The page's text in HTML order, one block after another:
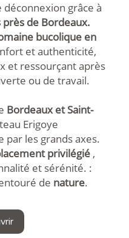
grâce à
près de Bordeaux.
bucolique en
et authenticité,
et ressourçant après
ou de travail.
Bordeaux et Saint-
Erigoye
par les grands axes.
privilégié ,
et sérénité. :
de nature.